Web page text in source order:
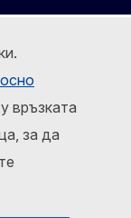
връзката
за да